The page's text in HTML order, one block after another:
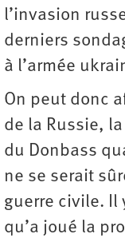
l’invasion
derniers
à l’armée
On peut donc
de la Russie,
du Donbass
ne se serait
guerre civile. Il
qu’a joué la